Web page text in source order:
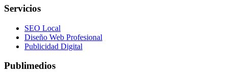
Servicios
SEO Local
Diseño Web Profesional
Publicidad Digital
Publimedios